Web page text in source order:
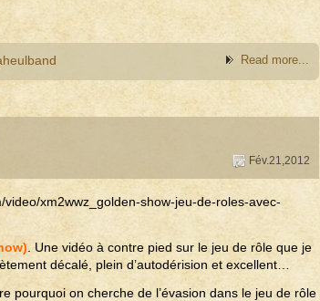
Read more...
Fév.21,2012
xm2wwz_golden-show-jeu-de-roles-avec-
. Une vidéo à contre pied sur le jeu de rôle que je
décalé, plein d’autodérision et excellent…
pourquoi on cherche de l’évasion dans le jeu de rôle